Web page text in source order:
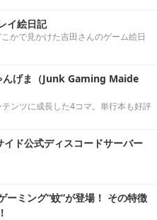
イ絵日記
かで見かけた吉田さんのゲーム絵日
んげま（Junk Gaming Maide
ンツに成長した4コマ。単行本も好評
ド公式ディスコードサーバー
ーミング“蚊”が登場！ その特徴